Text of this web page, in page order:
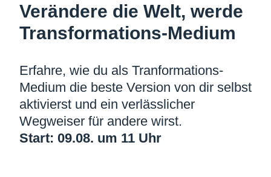
Verändere die Welt, werde
Transformations­-Medium
Erfahre, wie du als Tranformations-
Medium die beste Version von dir selbst
aktivierst und ein verlässlicher
Wegweiser für andere wirst.
Start: 09.08. um 11 Uhr